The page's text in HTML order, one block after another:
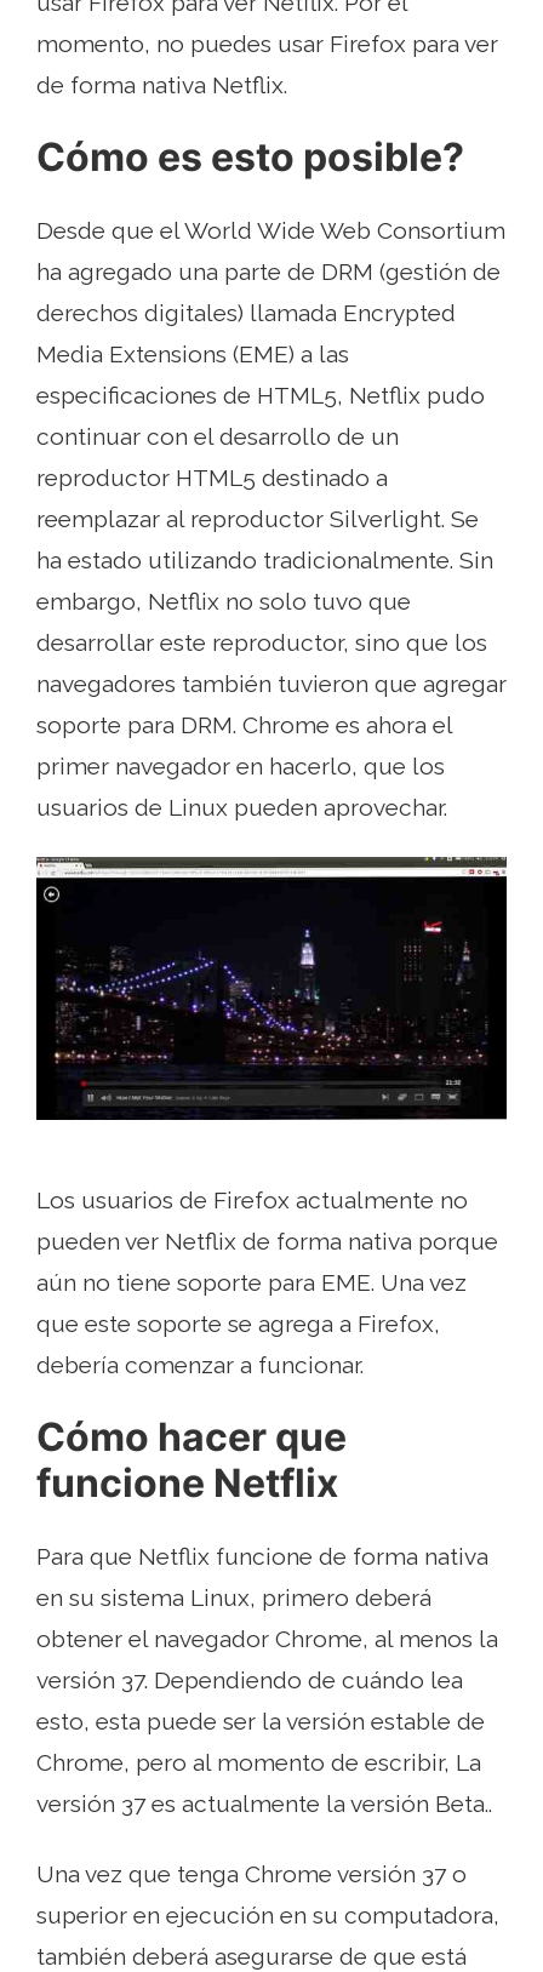
momento, no puedes usar Firefox para ver
de forma nativa Netflix.
Cómo es esto posible?
Desde que el World Wide Web Consortium
ha agregado una parte de DRM (gestión de
derechos digitales) llamada Encrypted
Media Extensions (EME) a ​​las
especificaciones de HTML5, Netflix pudo
continuar con el desarrollo de un
reproductor HTML5 destinado a
reemplazar al reproductor Silverlight. Se
ha estado utilizando tradicionalmente. Sin
embargo, Netflix no solo tuvo que
desarrollar este reproductor, sino que los
navegadores también tuvieron que agregar
soporte para DRM. Chrome es ahora el
primer navegador en hacerlo, que los
usuarios de Linux pueden aprovechar.
Los usuarios de Firefox actualmente no
pueden ver Netflix de forma nativa porque
aún no tiene soporte para EME. Una vez
que este soporte se agrega a Firefox,
debería comenzar a funcionar.
Cómo hacer que
funcione Netflix
Para que Netflix funcione de forma nativa
en su sistema Linux, primero deberá
obtener el navegador Chrome, al menos la
versión 37. Dependiendo de cuándo lea
esto, esta puede ser la versión estable de
Chrome, pero al momento de escribir, La
versión 37 es actualmente la versión Beta..
Una vez que tenga Chrome versión 37 o
superior en ejecución en su computadora,
también deberá asegurarse de que está